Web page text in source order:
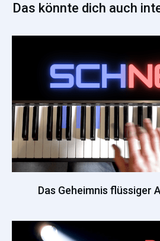
Das könnte dich auch
Das Geheimnis flüssiger